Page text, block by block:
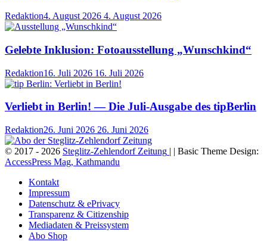
Redaktion4. August 2026 4. August 2026
Gelebte Inklusion: Fotoausstellung „Wunschkind“
Redaktion16. Juli 2026 16. Juli 2026
Verliebt in Berlin! — Die Juli-Ausgabe des tipBerlin
Redaktion26. Juni 2026 26. Juni 2026
© 2017 - 2026 Steglitz-Zehlendorf Zeitung | | Basic Theme Design:
AccessPress Mag, Kathmandu
Kontakt
Impressum
Datenschutz & ePrivacy
Transparenz & Citizenship
Mediadaten & Preissystem
Abo Shop